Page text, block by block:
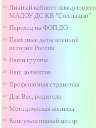
Личный кабинет заведующего
МАДОУ ДС КВ "Солнышко"
Переход на ФОП ДО
Памятные даты военной
истории России
Наши группы
Наш коллектив
Профсоюзная страничка
Для Вас, родители
Методическая копилка
Консультативный центр